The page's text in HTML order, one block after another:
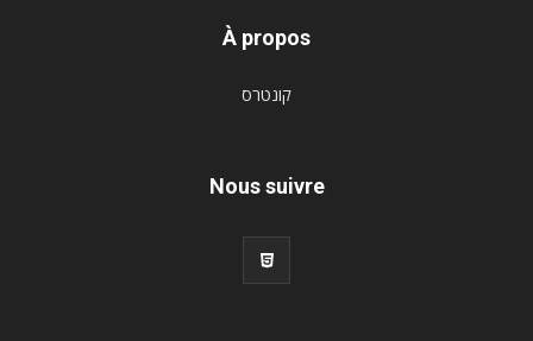
À propos
קונטרס
Nous suivre